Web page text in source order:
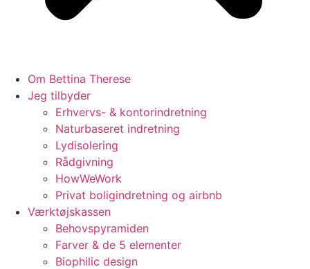
Om Bettina Therese
Jeg tilbyder
Erhvervs- & kontorindretning
Naturbaseret indretning
Lydisolering
Rådgivning
HowWeWork
Privat boligindretning og airbnb
Værktøjskassen
Behovspyramiden
Farver & de 5 elementer
Biophilic design